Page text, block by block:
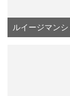
ルイージマン